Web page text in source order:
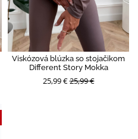
Viskózová blúzka so stojačikom
Different Story Mokka
25,99 €25,99 €